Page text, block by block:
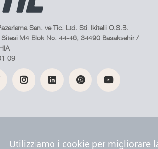
San. ve Tic. Ltd. Sti. Ikitelli O.S.B.
Sitesi M4 Blok No: 44-46, 34490 Basaksehir /
09
Utilizziamo i cookie per migliorare